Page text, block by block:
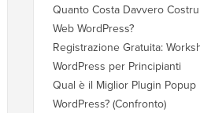
Quanto Costa Davvero
Web WordPress?
Registrazione Gratuita:
WordPress per Principianti
Qual è il Miglior Plugin Popup
WordPress? (Confronto)